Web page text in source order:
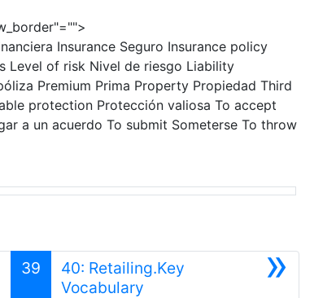
Insurance Seguro Insurance policy
Level of risk Nivel de riesgo Liability
Premium Prima Property Propiedad Third
protection Protección valiosa To accept
a un acuerdo To submit Someterse To throw
39 »
40: Retailing.Key
VocabularySiguiente